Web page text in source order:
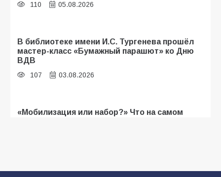
110 05.08.2026
В библиотеке имени И.С. Тургенева прошёл
мастер-класс «Бумажный парашют» ко Дню
ВДВ
107 03.08.2026
«Мобилизация или набор?» Что на самом